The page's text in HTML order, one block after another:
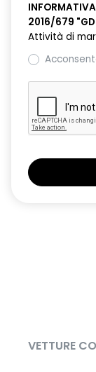
luce di
luci diurne a LED
lunotto
manutenzione
Pack
pulsante my
assistance
sedili posteriori
INFORMATIVA
2016/679
Attività di
VETTURE